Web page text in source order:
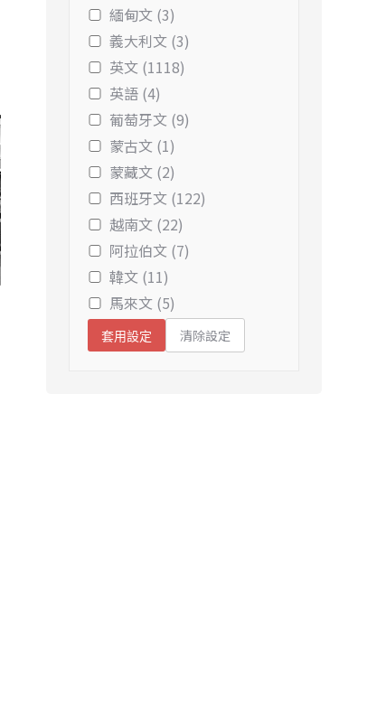
緬甸文 (3)
義大利文 (3)
英文 (1118)
英語 (4)
葡萄牙文 (9)
蒙古文 (1)
蒙藏文 (2)
西班牙文 (122)
越南文 (22)
阿拉伯文 (7)
韓文 (11)
馬來文 (5)
套用設定 清除設定